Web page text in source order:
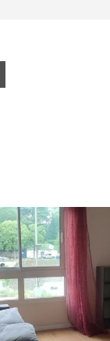
Studio à louer
comprises